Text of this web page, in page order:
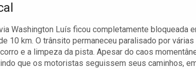
Washington Luís ficou completamente bloqueada
10 km. O trânsito permaneceu paralisado por
e a limpeza da pista. Apesar do caos
que os motoristas seguissem seus caminhos,